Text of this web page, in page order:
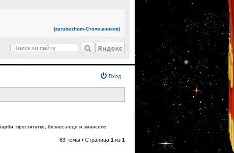
(zarubezhom-Столешников)
Яндекс
Вход
проститутке, бизнес-леди и эмансипе.
83 темы • Страница 1 из 1